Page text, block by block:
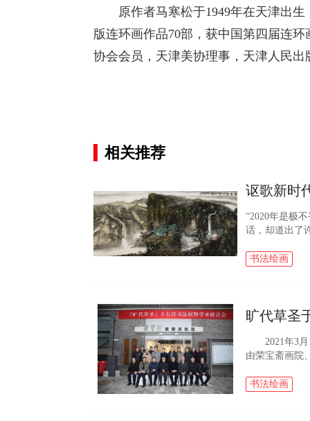
原作者马寒松于1949年在天津出生
版连环画作品70部，获中国第四届连
协会会员，天津美协理事，天津人民
相关推荐
讴歌新时
“2020年是极
话，却道出了
祖国明天...
书法绘画
旷代草圣
2021年3月
由荣宝斋画院
《一九四九...
书法绘画